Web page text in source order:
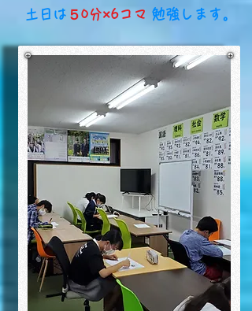
​土日は ５0分×6コマ 勉強します。